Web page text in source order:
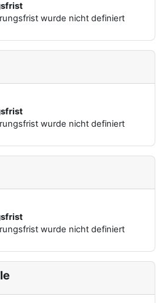
wurde nicht definiert
wurde nicht definiert
wurde nicht definiert